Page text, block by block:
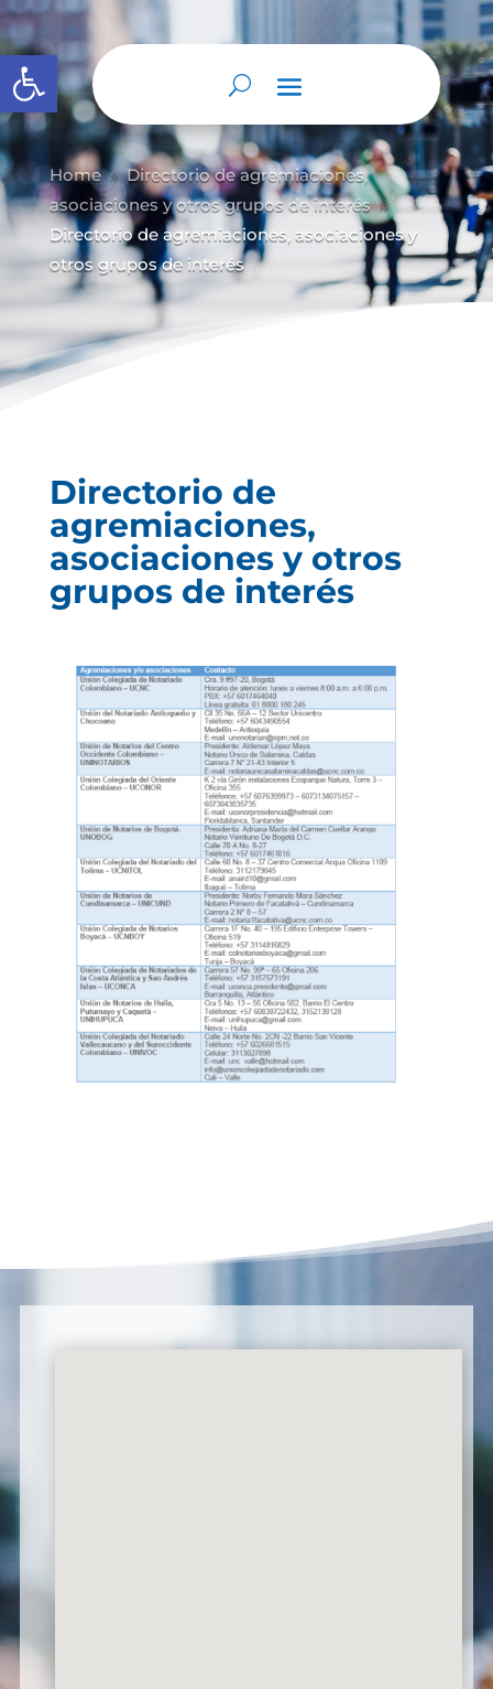
Abrir barra de herramientas
Home 9 Directorio de agremiaciones,
asociaciones y otros grupos de interés 9
Directorio de agremiaciones, asociaciones y
otros grupos de interés
Directorio de
agremiaciones,
asociaciones y otros
grupos de interés